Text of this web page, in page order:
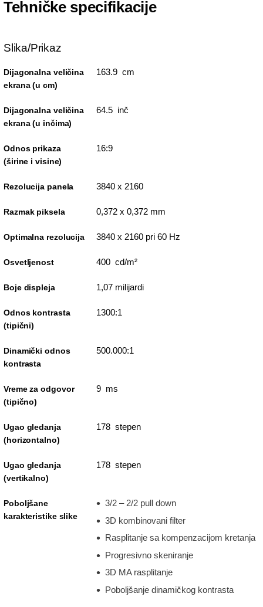
Tehničke specifikacije
Slika/Prikaz
Dijagonalna veličina
ekrana (u cm)
163.9 cm
Dijagonalna veličina
ekrana (u inčima)
64.5 inč
Odnos prikaza
(širine i visine)
16:9
Rezolucija panela 3840 x 2160
Razmak piksela 0,372 x 0,372 mm
Optimalna rezolucija 3840 x 2160 pri 60 Hz
Osvetljenost 400 cd/m²
Boje displeja 1,07 milijardi
Odnos kontrasta
(tipični)
1300:1
Dinamički odnos
kontrasta
500.000:1
Vreme za odgovor
(tipično)
9 ms
Ugao gledanja
(horizontalno)
178 stepen
Ugao gledanja
(vertikalno)
178 stepen
Poboljšane
karakteristike slike
3/2 – 2/2 pull down
3D kombinovani filter
Rasplitanje sa kompenzacijom kretanja
Progresivno skeniranje
3D MA rasplitanje
Poboljšanje dinamičkog kontrasta